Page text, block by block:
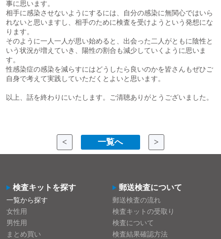
事に思います。
相手に感染させないようにするには、自分の感染に無関心ではいら
れないと思いますし、相手のために検査を受けようという発想にな
ります。
そのように一人一人が思い始めると、出会った二人がともに陰性と
いう状況が増えていき、陽性の割合も減少していくように思いま
す。
性感染症の感染を減らすにはどうしたら良いのかを皆さんもぜひご
自身で考えて実践していただくとよいと思います。
以上、話を終わりにいたします。ご清聴ありがとうございました。
< 一覧へ >
検査キットを探す
一覧から探す
女性用
男性用
まとめ買い
郵送検査について
郵送検査の流れ
検査キットの受取り
検査について
検査結果確認方法